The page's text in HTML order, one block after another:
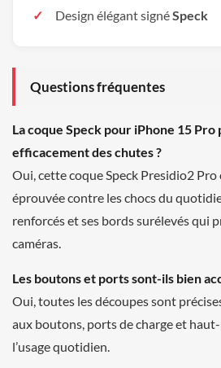
Design élégant signéSpeck
Questions fréquentes
La coque Speck pour iPhone 15
efficacement des chutes ?
Oui, cette coque Speck Presidio2
éprouvée contre les chocs du
renforcés et ses bords surélevés qui
caméras.
Les boutons et ports sont-ils bien
Oui, toutes les découpes sont
aux boutons, ports de charge et
l’usage quotidien.